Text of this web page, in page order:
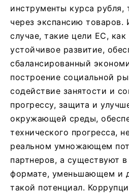
инструменты курса рубля,
через экспансию товаров.
случае, такие цели ЕС, как
устойчивое развитие,
сбалансированный
построение социальной
содействие занятости и
прогрессу, защита и
окружающей среды,
технического прогресса,
реальном умножающем
партнеров, а существуют
формате, уменьшающем и
такой потенциал.